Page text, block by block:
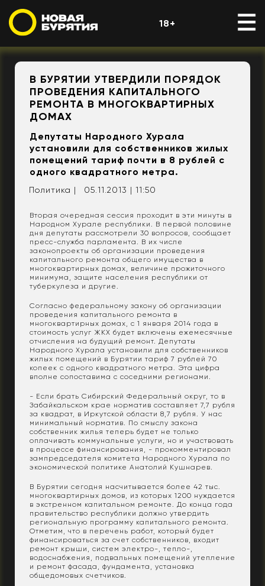
18+
В БУРЯТИИ УТВЕРДИЛИ ПОРЯДОК
ПРОВЕДЕНИЯ КАПИТАЛЬНОГО
РЕМОНТА В МНОГОКВАРТИРНЫХ
ДОМАХ
Депутаты Народного Хурала
установили для собственников жилых
помещений тариф почти в 8 рублей с
одного квадратного метра.
Политика | 05.11.2013 | 11:50
Вторая очередная сессия проходит в эти минуты в
Народном Хурале республики. В первой половине
дня депутаты рассмотрели 30 вопросов, сообщает
пресс-служба парламента. В их числе
законопроекты об организации проведения
капитального ремонта общего имущества в
многоквартирных домах, величине прожиточного
минимума, защите населения республики от
туберкулеза и другие.
Согласно федеральному закону об организации
проведения капитального ремонта в
многоквартирных домах, с 1 января 2014 года в
стоимость услуг ЖКХ будет включены ежемесячные
отчисления на будущий ремонт. Депутаты
Народного Хурала установили для собственников
жилых помещений в Бурятии тариф 7 рублей 70
копеек с одного квадратного метра. Эта цифра
вполне сопоставима с соседними регионами.
- Если брать Сибирский Федеральный округ, то в
Забайкальском крае норматив составляет 7,7 рубля
за квадрат, в Иркутской области 8,7 рубля. У нас
минимальный норматив. По смыслу закона
собственник жилья теперь будет не только
оплачивать коммунальные услуги, но и участвовать
в процессе финансирования, - прокомментировал
зампредседателя комитета Народного Хурала по
экономической политике Анатолий Кушнарев.
В Бурятии сегодня насчитывается более 42 тыс.
многоквартирных домов, из которых 1200 нуждается
в экстренном капитальном ремонте. До конца года
правительство республики должно утвердить
региональную программу капитального ремонта.
Отметим, что в перечень работ, который будет
финансироваться за счет собственников, входит
ремонт крыши, систем электро-, тепло-,
водоснабжения, подвальных помещений утепление
и ремонт фасада, фундамента, установка
общедомовых счетчиков.